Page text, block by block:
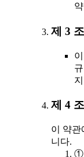
제 3
제 4
이 약관
니다.
①